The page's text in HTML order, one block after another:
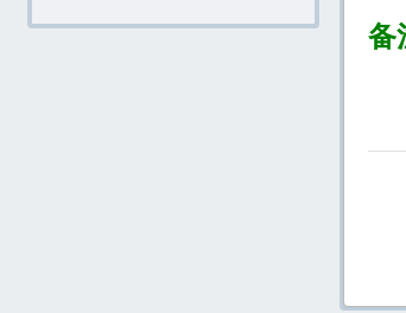
备